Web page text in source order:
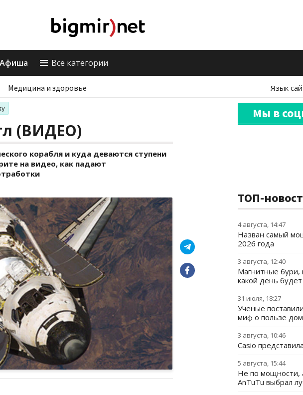
Афиша Все категории
Медицина и здоровье Язык
(ВИДЕО)
корабля и куда деваются ступени
на видео, как падают
Мы в
ТОП-
4 августа, 14:47
Назван самый
2026 года
3 августа, 12:40
Магнитные бури,
какой день
31 июля, 18:27
Ученые
миф о пользе
3 августа, 10:46
Casio
5 августа, 15:44
Не по мощности,
AnTuTu выбрал